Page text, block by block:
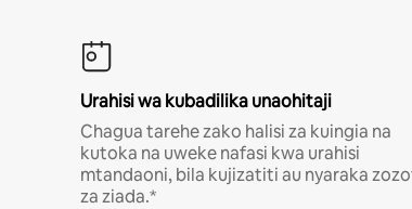
Urahisi wa kubadilika unaohitaji
Chagua tarehe zako halisi za kuingia na
kutoka na uweke nafasi kwa urahisi
mtandaoni, bila kujizatiti au nyaraka
za ziada.*